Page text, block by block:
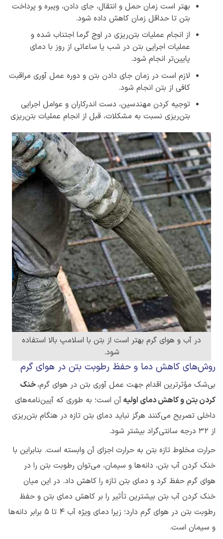
بهتر است زمان حمل و انتقال، جای دادن، ويبره و پرداخت
بتن تا حداقل زمان کاهش داده شود.
از انجام عملیات بتن‌ریزی در اوج گرما اجتناب شده و
عملیات اجرایی بتن در شب یا ساعاتی از روز با دمای
پایین‌تر انجام شود.
لازم است در زمان جای دادن بتن و دوره عمل آوری مراقبت
کافی از بتن انجام شود.
توجیه کردن مهندسین، دست اندرکاران و عوامل اجرایی
بتن‌ریزی نسبت به مشکلات، قبل از انجام عملیات بتن‌ریزی
در آب و هوای گرم بهتر است از بتن با اسلامپ بالا استفاده
شود.
روش‌های کاهش دما و حفظ رطوبت بتن در هوای گرم
بی‌شک مؤثرترین اقدام جهت عمل آوری بتن در هوای گرم،خنک
کردن بتن و کاهش دمای اولیهآن است؛ به طوری که آیین‌نامه‌های
داخلی تصریح می‌کنند هرگز نباید دمای بتن تازه در هنگام بتن‌ریزی
از 32 درجه سانتی‌گراد بیشتر شود.
حرارت مخلوط تازه بتن به حرارت اجزای آن وابسته است. بنابراین با
خنک کردن آب بتن، دانه‌ها و سیمان، می‌توان رطوبت بتن را در
هوای گرم حفظ کرد و دمای بتن تازه را کاهش داد. در این میان
خنک کردن آب بتن بیشترین تأثیر را بر کاهش دمای بتن و حفظ
رطوبت بتن در هوای گرم دارد؛ زیرا دمای ویژه آب ۴ تا ۵ برابر دانه‌ها
و سیمان است.